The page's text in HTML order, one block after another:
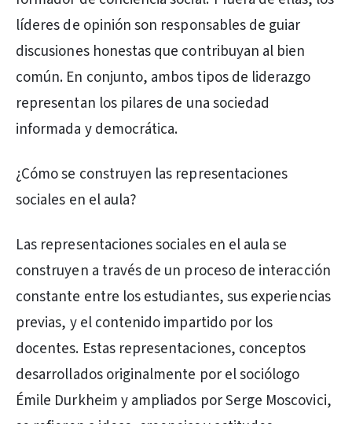
líderes de opinión son responsables de guiar
discusiones honestas que contribuyan al bien
común. En conjunto, ambos tipos de liderazgo
representan los pilares de una sociedad
informada y democrática.
¿Cómo se construyen las representaciones
sociales en el aula?
Las representaciones sociales en el aula se
construyen a través de un proceso de interacción
constante entre los estudiantes, sus experiencias
previas, y el contenido impartido por los
docentes. Estas representaciones, conceptos
desarrollados originalmente por el sociólogo
Émile Durkheim y ampliados por Serge Moscovici,